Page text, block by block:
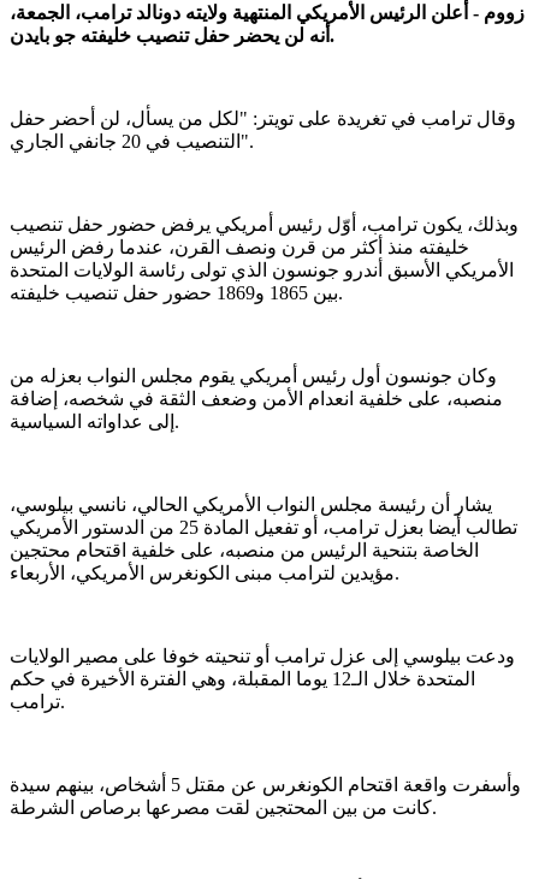
زووم - أعلن الرئيس الأمريكي المنتهية ولايته دونالد ترامب، الجمعة،
أنه لن يحضر حفل تنصيب خليفته جو بايدن.
وقال ترامب في تغريدة على تويتر: "لكل من يسأل، لن أحضر حفل
التنصيب في 20 جانفي الجاري".
وبذلك، يكون ترامب، أوّل رئيس أمريكي يرفض حضور حفل تنصيب
خليفته منذ أكثر من قرن ونصف القرن، عندما رفض الرئيس
الأمريكي الأسبق أندرو جونسون الذي تولى رئاسة الولايات المتحدة
بين 1865 و1869 حضور حفل تنصيب خليفته.
وكان جونسون أول رئيس أمريكي يقوم مجلس النواب بعزله من
منصبه، على خلفية انعدام الأمن وضعف الثقة في شخصه، إضافة
إلى عداواته السياسية.
يشار أن رئيسة مجلس النواب الأمريكي الحالي، نانسي بيلوسي،
تطالب أيضا بعزل ترامب، أو تفعيل المادة 25 من الدستور الأمريكي
الخاصة بتنحية الرئيس من منصبه، على خلفية اقتحام محتجين
مؤيدين لترامب مبنى الكونغرس الأمريكي، الأربعاء.
ودعت بيلوسي إلى عزل ترامب أو تنحيته خوفا على مصير الولايات
المتحدة خلال الـ12 يوما المقبلة، وهي الفترة الأخيرة في حكم
ترامب.
وأسفرت واقعة اقتحام الكونغرس عن مقتل 5 أشخاص، بينهم سيدة
كانت من بين المحتجين لقت مصرعها برصاص الشرطة.